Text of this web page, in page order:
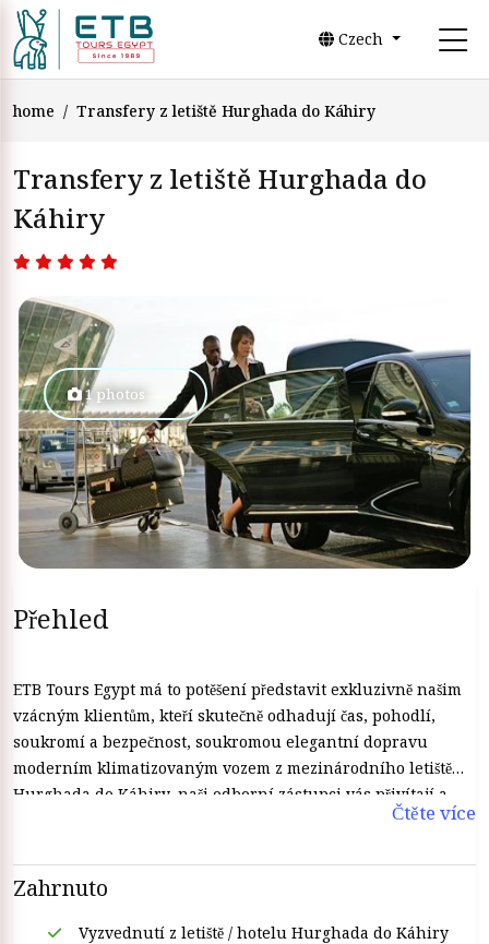
Czech
home Transfery z letiště Hurghada do Káhiry
Transfery z letiště Hurghada do
Káhiry
1 photos
Přehled
ETB Tours Egypt má to potěšení představit exkluzivně našim
vzácným klientům, kteří skutečně odhadují čas, pohodlí,
soukromí a bezpečnost, soukromou elegantní dopravu
moderním klimatizovaným vozem z mezinárodního letiště
Hurghada do Káhiry, naši odborní zástupci vás přivítají a
pozdraví na adrese Mezinárodní letiště Hurghada vás pak
profesionální řidiči vás bezpečně odvezou, nemusíte se
vůbec bát, nemusíte se obtěžovat taxikáři nebo pliváním s
nimi. Rezervujte si u ETB Tours Egypt bezpečný soukromý
Čtěte více
Zahrnuto
Vyzvednutí z letiště / hotelu Hurghada do Káhiry